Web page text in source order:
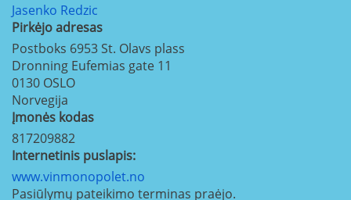
Jasenko Redzic
Pirkėjo adresas
Postboks 6953 St. Olavs plass
Dronning Eufemias gate 11
0130 OSLO
Norvegija
Įmonės kodas
817209882
Internetinis puslapis:
www.vinmonopolet.no
Pasiūlymų pateikimo terminas praėjo.